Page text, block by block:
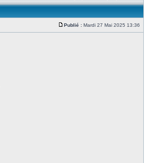
Publié : Mardi 27 Mai 2025 13:36